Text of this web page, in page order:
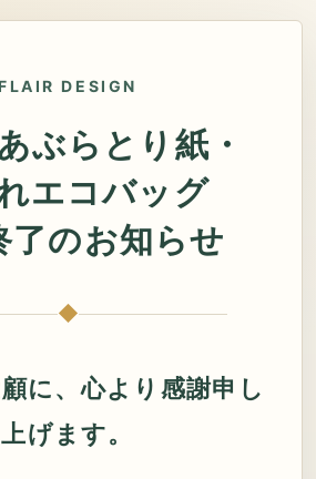
FLAIR DESIGN
ぶらとり紙・
エコバッグ
了のお知らせ
◆
に、心より感謝申し
上げます。